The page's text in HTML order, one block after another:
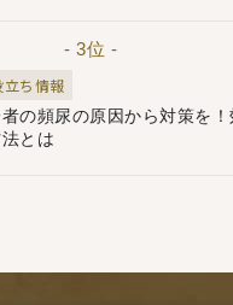
- 3位 -
立ち情報
の頻尿の原因から対策を！
とは